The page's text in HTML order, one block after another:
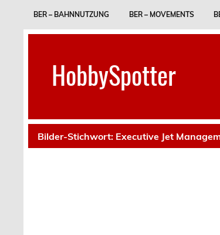
BER – BAHNNUTZUNG BER – MOVEMENTS
HobbySpotter
Bilder-Stichwort: Executive Jet